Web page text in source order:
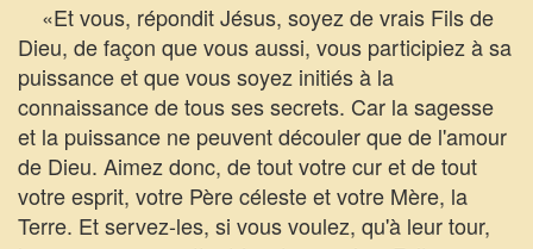
«Et vous, répondit Jésus, soyez de vrais Fils de
Dieu, de façon que vous aussi, vous participiez à sa
puissance et que vous soyez initiés à la
connaissance de tous ses secrets. Car la sagesse
et la puissance ne peuvent découler que de l'amour
de Dieu. Aimez donc, de tout votre cur et de tout
votre esprit, votre Père céleste et votre Mère, la
Terre. Et servez-les, si vous voulez, qu'à leur tour,